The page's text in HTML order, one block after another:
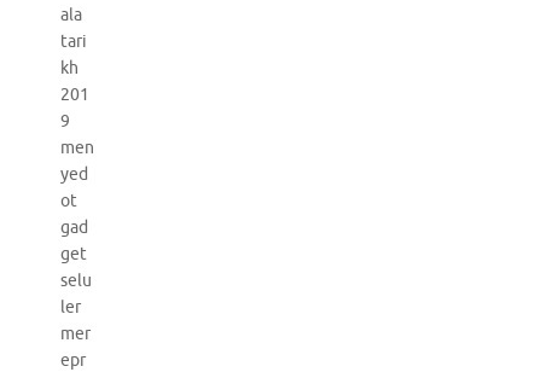
ala
tari
kh
201
9
men
yed
ot
gad
get
selu
ler
mer
epr